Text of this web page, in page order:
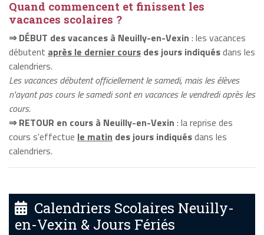
Quand commencent et finissent les
vacances scolaires ?
⇒ DÉBUT des vacances à Neuilly-en-Vexin : les vacances
débutent après le dernier cours des jours indiquésdans les
calendriers.
Les vacances débutent officiellement le samedi, mais les élèves
n'ayant pas cours le samedi sont en vacances le vendredi après les
cours.
⇒ RETOUR en cours à Neuilly-en-Vexin : la reprise des
cours s'effectue le matin des jours indiquésdans les
calendriers.
Calendriers Scolaires Neuilly-
en-Vexin & Jours Fériés